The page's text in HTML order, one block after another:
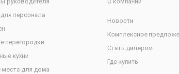
персонала
перегородки
кухни
места для дома
Новости
Комплексное
Стать дилером
Где купить